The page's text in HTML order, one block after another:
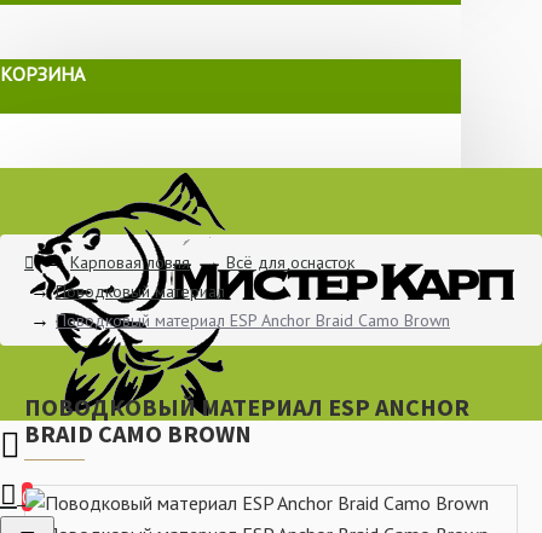
КОРЗИНА
0
Карповая ловля
Всё для оснасток
Поводковый материал
Поводковый материал ESP Anchor Braid Camo Brown
ПОВОДКОВЫЙ МАТЕРИАЛ ESP ANCHOR
BRAID CAMO BROWN